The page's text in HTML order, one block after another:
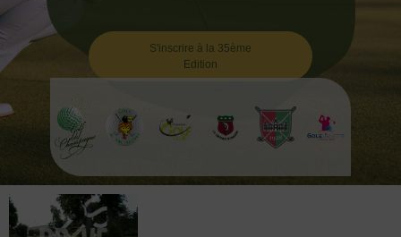
S'inscrire à la 35ème
Edition